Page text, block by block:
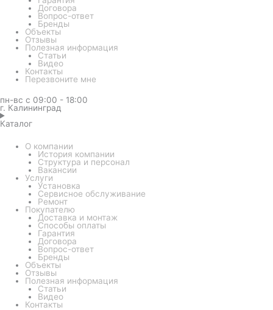
Договора
Вопрос-ответ
Бренды
Объекты
Отзывы
Полезная информация
Статьи
Видео
Контакты
Перезвоните мне
пн-вс с 09:00 - 18:00
г. Калининград
Каталог
О компании
История компании
Структура и персонал
Вакансии
Услуги
Установка
Сервисное обслуживание
Ремонт
Покупателю
Доставка и монтаж
Способы оплаты
Гарантия
Договора
Вопрос-ответ
Бренды
Объекты
Отзывы
Полезная информация
Статьи
Видео
Контакты